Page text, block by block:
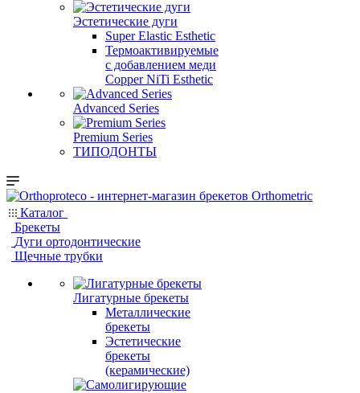
Эстетические дуги
Super Elastic Esthetic
Термоактивируемые
с добавлением меди
Copper NiTi Esthetic
Advanced Series
Premium Series
ТИПОДОНТЫ
Каталог
Брекеты
Дуги ортодонтические
Щечные трубки
Лигатурные брекеты
Металлические
брекеты
Эстетические
брекеты
(керамические)